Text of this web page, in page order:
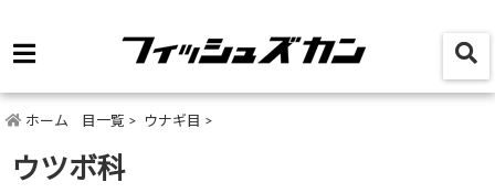
ホーム 目一覧 > ウナギ目 >
ウツボ科